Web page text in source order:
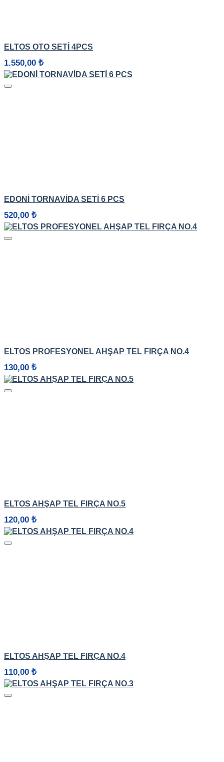
ELTOS OTO SETI 4PCS
1.550,00 ₺
EDONİ TORNAVIDA SETI 6 PCS
520,00 ₺
ELTOS PROFESYONEL AHŞAP TEL FIRÇA NO.4
130,00 ₺
ELTOS AHŞAP TEL FIRÇA NO.5
120,00 ₺
ELTOS AHŞAP TEL FIRÇA NO.4
110,00 ₺